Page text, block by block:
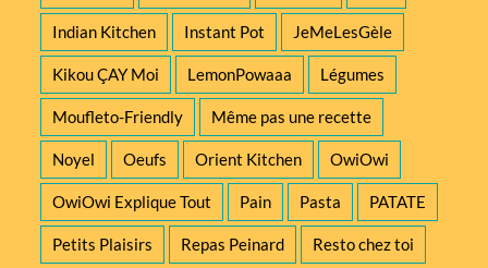
Indian Kitchen Instant Pot JeMeLesGèle
Kikou ÇAY Moi LemonPowaaa Légumes
Moufleto-Friendly Même pas une recette
Noyel Oeufs Orient Kitchen OwiOwi
OwiOwi Explique Tout Pain Pasta PATATE
Petits Plaisirs Repas Peinard Resto chez toi